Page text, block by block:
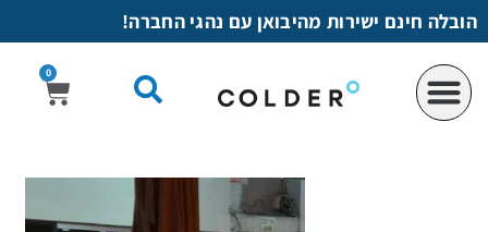
לתוכן
הובלה חינם ישירות מהיבואן עם נהגי החברה!
0